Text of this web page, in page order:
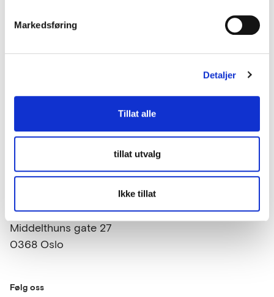
Markedsføring
Detaljer
Tillat alle
tillat utvalg
Ikke tillat
lup@lup.no
Se alle kontaktpersoner
Middelthuns gate 27
0368 Oslo
Følg oss